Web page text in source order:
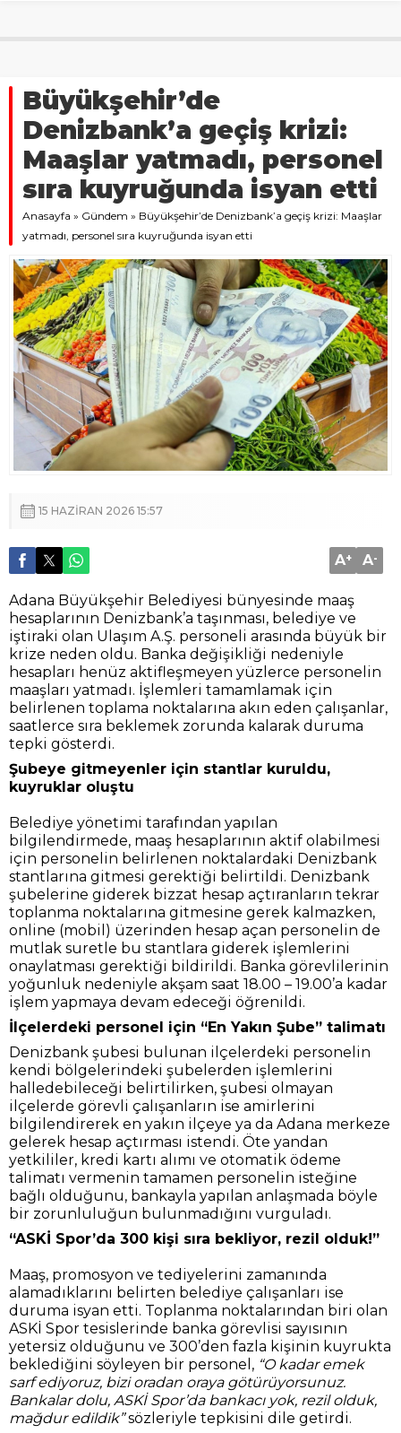
Büyükşehir’de
Denizbank’a geçiş krizi:
Maaşlar yatmadı, personel
sıra kuyruğunda isyan etti
Anasayfa » Gündem » Büyükşehir’de Denizbank’a geçiş krizi: Maaşlar
yatmadı, personel sıra kuyruğunda isyan etti
15 HAZIRAN 2026 15:57
A+ A-
Adana Büyükşehir Belediyesi bünyesinde maaş
hesaplarının Denizbank’a taşınması, belediye ve
iştiraki olan Ulaşım A.Ş. personeli arasında büyük bir
krize neden oldu. Banka değişikliği nedeniyle
hesapları henüz aktifleşmeyen yüzlerce personelin
maaşları yatmadı. İşlemleri tamamlamak için
belirlenen toplama noktalarına akın eden çalışanlar,
saatlerce sıra beklemek zorunda kalarak duruma
tepki gösterdi.
Şubeye gitmeyenler için stantlar kuruldu,
kuyruklar oluştu
Belediye yönetimi tarafından yapılan
bilgilendirmede, maaş hesaplarının aktif olabilmesi
için personelin belirlenen noktalardaki Denizbank
stantlarına gitmesi gerektiği belirtildi. Denizbank
şubelerine giderek bizzat hesap açtıranların tekrar
toplanma noktalarına gitmesine gerek kalmazken,
online (mobil) üzerinden hesap açan personelin de
mutlak suretle bu stantlara giderek işlemlerini
onaylatması gerektiği bildirildi. Banka görevlilerinin
yoğunluk nedeniyle akşam saat 18.00 – 19.00’a kadar
işlem yapmaya devam edeceği öğrenildi.
İlçelerdeki personel için “En Yakın Şube” talimatı
Denizbank şubesi bulunan ilçelerdeki personelin
kendi bölgelerindeki şubelerden işlemlerini
halledebileceği belirtilirken, şubesi olmayan
ilçelerde görevli çalışanların ise amirlerini
bilgilendirerek en yakın ilçeye ya da Adana merkeze
gelerek hesap açtırması istendi. Öte yandan
yetkililer, kredi kartı alımı ve otomatik ödeme
talimatı vermenin tamamen personelin isteğine
bağlı olduğunu, bankayla yapılan anlaşmada böyle
bir zorunluluğun bulunmadığını vurguladı.
“ASKİ Spor’da 300 kişi sıra bekliyor, rezil olduk!”
Maaş, promosyon ve tediyelerini zamanında
alamadıklarını belirten belediye çalışanları ise
duruma isyan etti. Toplanma noktalarından biri olan
ASKİ Spor tesislerinde banka görevlisi sayısının
yetersiz olduğunu ve 300’den fazla kişinin kuyrukta
beklediğini söyleyen bir personel, “O kadar emek
sarf ediyoruz, bizi oradan oraya götürüyorsunuz.
Bankalar dolu, ASKİ Spor’da bankacı yok, rezil olduk,
mağdur edildik”sözleriyle tepkisini dile getirdi.